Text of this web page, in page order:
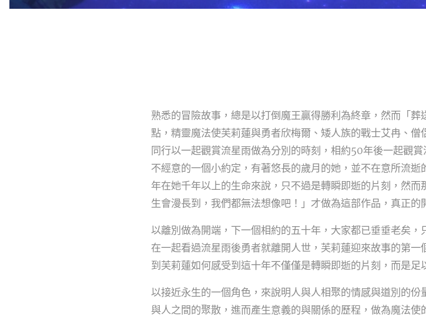
熟悉的冒險故事，總是以打倒魔王贏得勝利為終章，然而「
點，精靈魔法使芙莉蓮與勇者欣梅爾、矮人族的戰士艾冉、
同行以一起觀賞流星雨做為分別的時刻，相約50年後一起觀
不經意的一個小約定，有著悠長的歲月的她，並不在意所流
年在她千年以上的生命來說，只不過是轉瞬即逝的片刻，然
生會漫長到，我們都無法想像吧！」才做為這部作品，真正的
以離別做為開端，下一個相約的五十年，大家都已垂垂老矣，
在一起看過流星雨後勇者就離開人世，芙莉蓮迎來故事的第
到芙莉蓮如何感受到這十年不僅僅是轉瞬即逝的片刻，而是足
以接近永生的一個角色，來說明人與人相聚的情感與道別的
與人之間的聚散，進而產生意義的與關係的歷程，做為魔法